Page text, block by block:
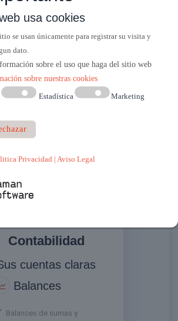
usa cookies
se usan únicamente para registrar su visita y
dato.
sobre el uso que haga del sitio web
sobre nuestras cookies
Estadística Marketing
Privacidad | Aviso Legal
- Edicom, etc
Gestión directa de pedidos
clientes.
Envío automatizado de
a clientes
SSCC.
Contabilidad
cuentas claras
Balances
Balances de sumas y